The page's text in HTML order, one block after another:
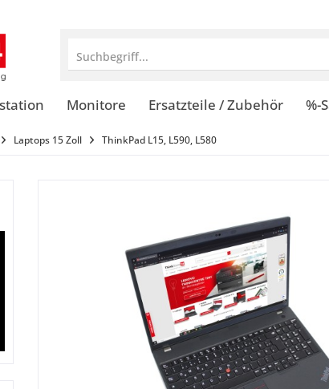
Suchbegriff...
Monitore Ersatzteile / Zubehör %-
Laptops 15 Zoll ThinkPad L15, L590, L580